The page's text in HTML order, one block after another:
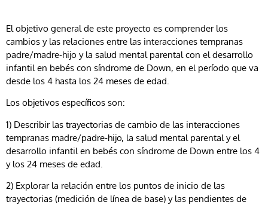
El objetivo general de este proyecto es comprender los
cambios y las relaciones entre las interacciones tempranas
padre/madre-hijo y la salud mental parental con el desarrollo
infantil en bebés con síndrome de Down, en el período que va
desde los 4 hasta los 24 meses de edad.
Los objetivos específicos son:
1) Describir las trayectorias de cambio de las interacciones
tempranas madre/padre-hijo, la salud mental parental y el
desarrollo infantil en bebés con síndrome de Down entre los 4
y los 24 meses de edad.
2) Explorar la relación entre los puntos de inicio de las
trayectorias (medición de línea de base) y las pendientes de